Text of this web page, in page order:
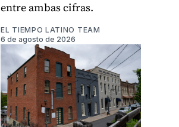
entre ambas cifras.
EL TIEMPO LATINO TEAM
6 de agosto de 2026